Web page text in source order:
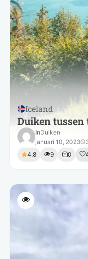
Iceland
Duiken
InDuiken
januari 10, 2023
4.8
9 0